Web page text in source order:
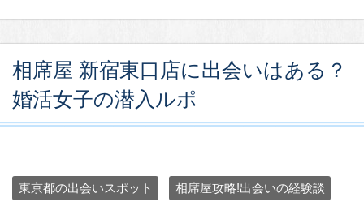
相席屋 新宿東口店に出会いはある？
婚活女子の潜入ルポ
東京都の出会いスポット 相席屋攻略!出会いの経験談